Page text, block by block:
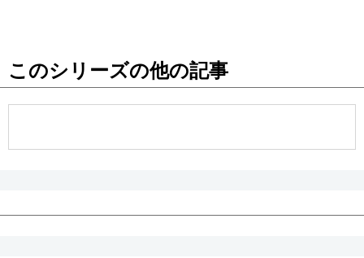
お知らせ
このシリーズの他の記事